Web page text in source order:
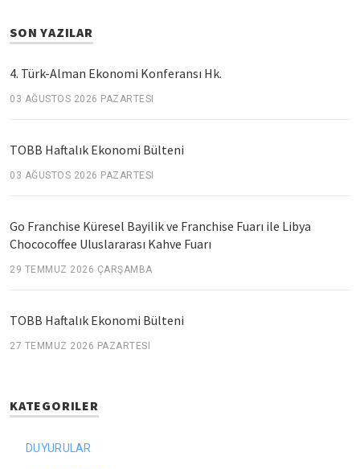
SON YAZILAR
4. Türk-Alman Ekonomi Konferansı Hk.
03 AĞUSTOS 2026 PAZARTESI
TOBB Haftalık Ekonomi Bülteni
03 AĞUSTOS 2026 PAZARTESI
Go Franchise Küresel Bayilik ve Franchise Fuarı ile Libya
Chococoffee Uluslararası Kahve Fuarı
29 TEMMUZ 2026 ÇARŞAMBA
TOBB Haftalık Ekonomi Bülteni
27 TEMMUZ 2026 PAZARTESI
KATEGORILER
DUYURULAR